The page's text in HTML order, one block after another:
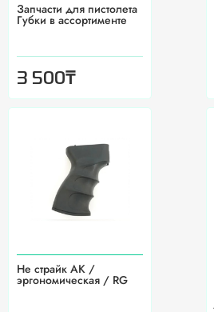
Запчасти для пистолета
Губки в ассортименте
3 500₸
Не страйк АК /
эргономическая / RG